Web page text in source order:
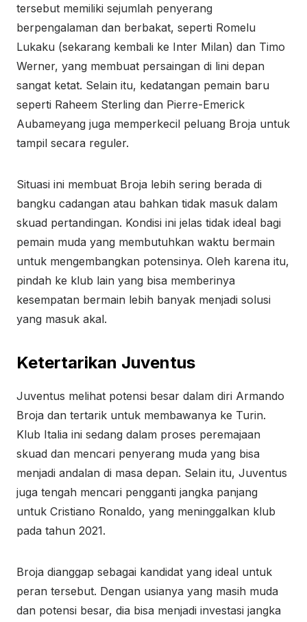
tersebut memiliki sejumlah penyerang
berpengalaman dan berbakat, seperti Romelu
Lukaku (sekarang kembali ke Inter Milan) dan Timo
Werner, yang membuat persaingan di lini depan
sangat ketat. Selain itu, kedatangan pemain baru
seperti Raheem Sterling dan Pierre-Emerick
Aubameyang juga memperkecil peluang Broja untuk
tampil secara reguler.
Situasi ini membuat Broja lebih sering berada di
bangku cadangan atau bahkan tidak masuk dalam
skuad pertandingan. Kondisi ini jelas tidak ideal bagi
pemain muda yang membutuhkan waktu bermain
untuk mengembangkan potensinya. Oleh karena itu,
pindah ke klub lain yang bisa memberinya
kesempatan bermain lebih banyak menjadi solusi
yang masuk akal.
Ketertarikan Juventus
Juventus melihat potensi besar dalam diri Armando
Broja dan tertarik untuk membawanya ke Turin.
Klub Italia ini sedang dalam proses peremajaan
skuad dan mencari penyerang muda yang bisa
menjadi andalan di masa depan. Selain itu, Juventus
juga tengah mencari pengganti jangka panjang
untuk Cristiano Ronaldo, yang meninggalkan klub
pada tahun 2021.
Broja dianggap sebagai kandidat yang ideal untuk
peran tersebut. Dengan usianya yang masih muda
dan potensi besar, dia bisa menjadi investasi jangka